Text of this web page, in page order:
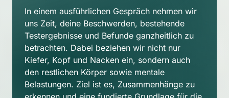
In einem ausführlichen Gespräch nehmen wir
uns Zeit, deine Beschwerden, bestehende
Testergebnisse und Befunde ganzheitlich zu
betrachten. Dabei beziehen wir nicht nur
Kiefer, Kopf und Nacken ein, sondern auch
den restlichen Körper sowie mentale
Belastungen. Ziel ist es, Zusammenhänge zu